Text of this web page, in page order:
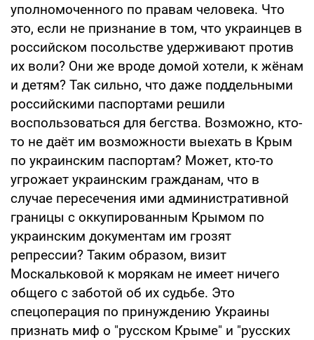
уполномоченного по правам человека. Что
это, если не признание в том, что украинцев в
российском посольстве удерживают против
их воли? Они же вроде домой хотели, к жёнам
и детям? Так сильно, что даже поддельными
российскими паспортами решили
воспользоваться для бегства. Возможно, кто-
то не даёт им возможности выехать в Крым
по украинским паспортам? Может, кто-то
угрожает украинским гражданам, что в
случае пересечения ими административной
границы с оккупированным Крымом по
украинским документам им грозят
репрессии? Таким образом, визит
Москальковой к морякам не имеет ничего
общего с заботой об их судьбе. Это
спецоперация по принуждению Украины
признать миф о "русском Крыме" и "русских